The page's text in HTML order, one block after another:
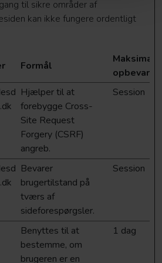
til sikre områder af
kan ikke fungere ordentligt
Formål
Maksimal
Hjælper til at
forebygge Cross-
Site Request
Forgery (CSRF)
angreb.
Session
Bevarer
brugertilstand på
tværs af
sideforespørgsler.
Session
Benyttes til at
bestemme, om
brugeren er en
1 dag